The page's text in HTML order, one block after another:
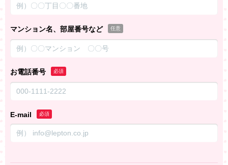
マンション名、部屋番号など 任意
お電話番号 必須
E-mail 必須